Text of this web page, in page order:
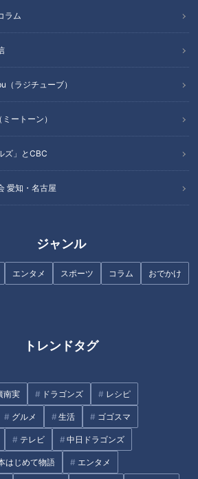
ラム
（ラジチューブ）
ートーン）
ズ」とCBC
愛知・名古屋
ジャンル
エンタメ スポーツ コラム おでかけ
トレンドタグ
南実 ドラゴンズ レシピ
グルメ 生活 ゴゴスマ
テレビ 中日ドラゴンズ
はじめて物語 エンタメ
祖？オープン当初から変わらない味を
寿司！
のように積み上げられた40本のエビフ
るのも一苦労！10段で合計1.5㎏のハン
味噌かつにも負けない山盛りのキャベ
充実！見た目の美しさにもこだわる“か
スカットが1房！？青果店が作る大満足
元祖？オープン当初から変わら
舗の巨大な寿司！